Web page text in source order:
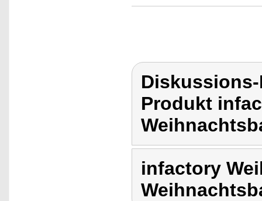
Produkt
infactory